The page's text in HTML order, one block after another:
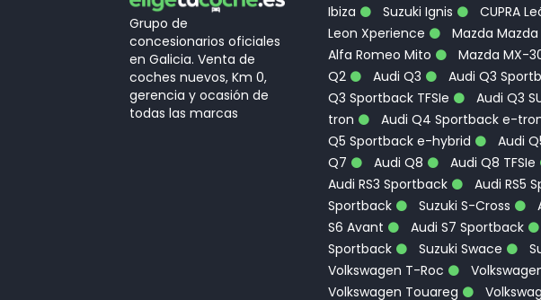
Grupo de
concesionarios oficiales
en Galicia. Venta de
coches nuevos, Km 0,
gerencia y ocasión de
todas las marcas
Ibiza
Suzuki Ignis CUPRA
Leon Xperience
Mazda Mazda
Alfa Romeo Mito
Mazda MX-
Q2
Audi Q3 Audi Q3
Q3 Sportback TFSIe
Audi Q3
tron
Audi Q4 Sportback e-
Q5 Sportback e-hybrid
Audi
Q7
Audi Q8 Audi Q8 TFSIe
Audi RS3 Sportback
Audi RS5
Sportback
Suzuki S-Cross
S6 Avant
Audi S7 Sportback
Sportback
Suzuki Swace
Volkswagen T-Roc
Volkswagen Touareg